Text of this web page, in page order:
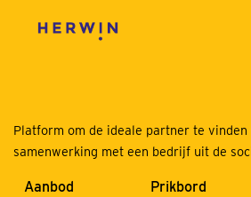
Platform om de ideale partner te vinden
samenwerking met een bedrijf uit de
Aanbod Prikbord